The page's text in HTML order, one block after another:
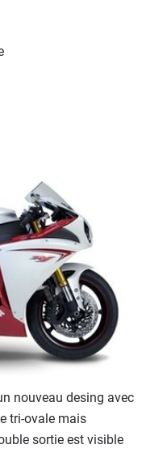
nouveau desing avec
tri-ovale mais
sortie est visible